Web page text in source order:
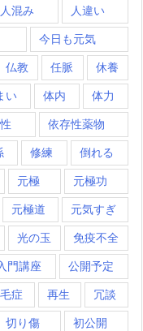
人混み 人違い
今日も元気
仏教 任脈 休養
い 体内 体力
依存性薬物
修練 倒れる
元極 元極功
元極道 元気すぎ
光の玉 免疫不全
門講座 公開予定
症 再生 冗談
切り傷 初公開